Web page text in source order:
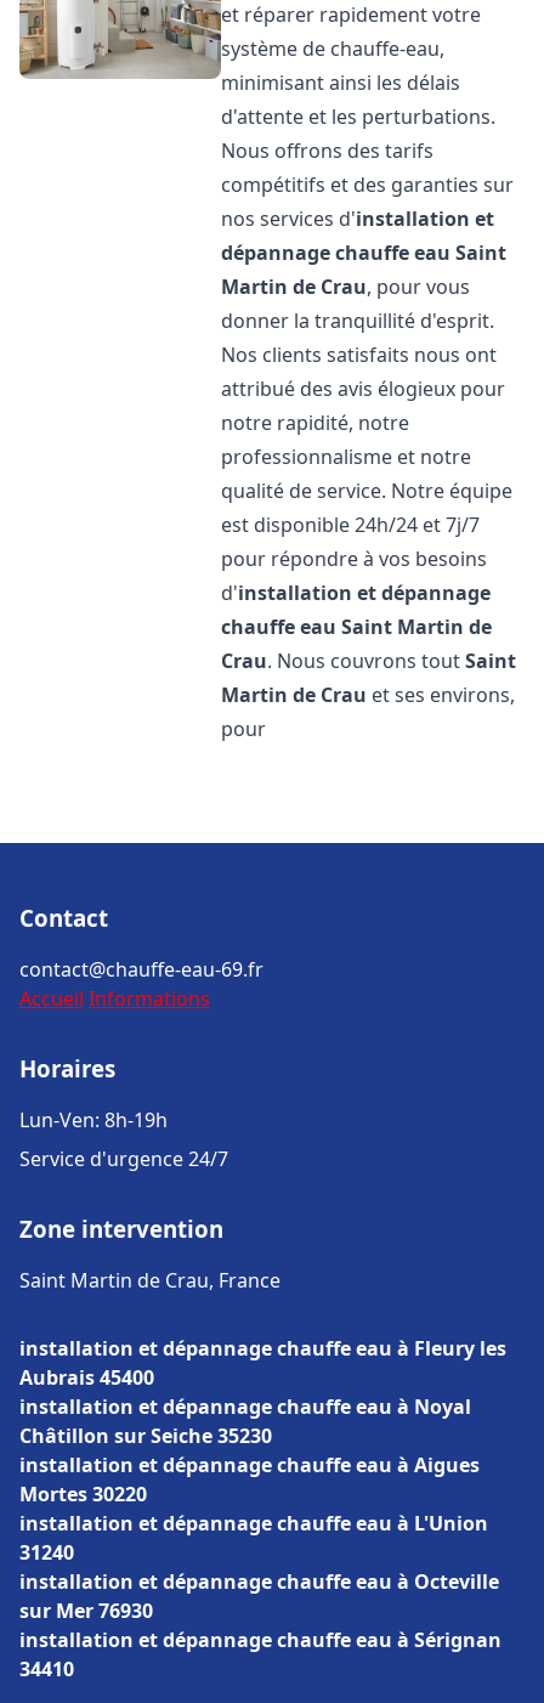
et réparer rapidement votre
système de chauffe-eau,
minimisant ainsi les délais
d'attente et les perturbations.
Nous offrons des tarifs
compétitifs et des garanties sur
nos services d'installation et
dépannage chauffe eau Saint
Martin de Crau, pour vous
donner la tranquillité d'esprit.
Nos clients satisfaits nous ont
attribué des avis élogieux pour
notre rapidité, notre
professionnalisme et notre
qualité de service. Notre équipe
est disponible 24h/24 et 7j/7
pour répondre à vos besoins
d'installation et dépannage
chauffe eau Saint Martin de
Crau. Nous couvrons toutSaint
Martin de Crau et ses environs,
pour
Contact
contact@chauffe-eau-69.fr
Accueil Informations
Horaires
Lun-Ven: 8h-19h
Service d'urgence 24/7
Zone intervention
Saint Martin de Crau, France
installation et dépannage chauffe eau à Fleury les
Aubrais 45400
installation et dépannage chauffe eau à Noyal
Châtillon sur Seiche 35230
installation et dépannage chauffe eau à Aigues
Mortes 30220
installation et dépannage chauffe eau à L'Union
31240
installation et dépannage chauffe eau à Octeville
sur Mer 76930
installation et dépannage chauffe eau à Sérignan
34410